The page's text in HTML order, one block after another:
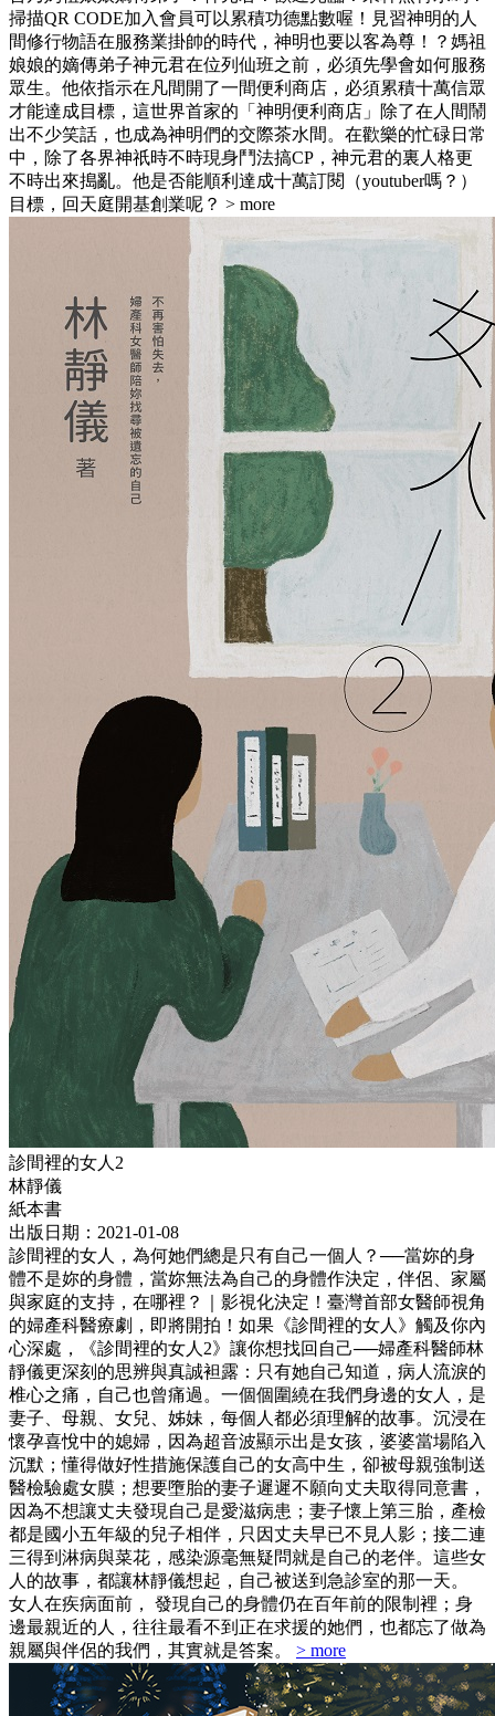
掃描QR CODE加入會員可以累積功德點數喔！見習神明的人
間修行物語在服務業掛帥的時代，神明也要以客為尊！？媽祖
娘娘的嫡傳弟子神元君在位列仙班之前，必須先學會如何服務
眾生。他依指示在凡間開了一間便利商店，必須累積十萬信眾
才能達成目標，這世界首家的「神明便利商店」除了在人間鬧
出不少笑話，也成為神明們的交際茶水間。在歡樂的忙碌日常
中，除了各界神祇時不時現身鬥法搞CP，神元君的裏人格更
不時出來搗亂。他是否能順利達成十萬訂閱（youtuber嗎？）
目標，回天庭開基創業呢？ > more
診間裡的女人2
林靜儀
紙本書
出版日期：2021-01-08
診間裡的女人，為何她們總是只有自己一個人？──當妳的身
體不是妳的身體，當妳無法為自己的身體作決定，伴侶、家屬
與家庭的支持，在哪裡？｜影視化決定！臺灣首部女醫師視角
的婦產科醫療劇，即將開拍！如果《診間裡的女人》觸及你內
心深處，《診間裡的女人2》讓你想找回自己──婦產科醫師林
靜儀更深刻的思辨與真誠袒露：只有她自己知道，病人流淚的
椎心之痛，自己也曾痛過。一個個圍繞在我們身邊的女人，是
妻子、母親、女兒、姊妹，每個人都必須理解的故事。沉浸在
懷孕喜悅中的媳婦，因為超音波顯示出是女孩，婆婆當場陷入
沉默；懂得做好性措施保護自己的女高中生，卻被母親強制送
醫檢驗處女膜；想要墮胎的妻子遲遲不願向丈夫取得同意書，
因為不想讓丈夫發現自己是愛滋病患；妻子懷上第三胎，產檢
都是國小五年級的兒子相伴，只因丈夫早已不見人影；接二連
三得到淋病與菜花，感染源毫無疑問就是自己的老伴。這些女
人的故事，都讓林靜儀想起，自己被送到急診室的那一天。
女人在疾病面前， 發現自己的身體仍在百年前的限制裡；身
邊最親近的人，往往最看不到正在求援的她們，也都忘了做為
親屬與伴侶的我們，其實就是答案。 > more